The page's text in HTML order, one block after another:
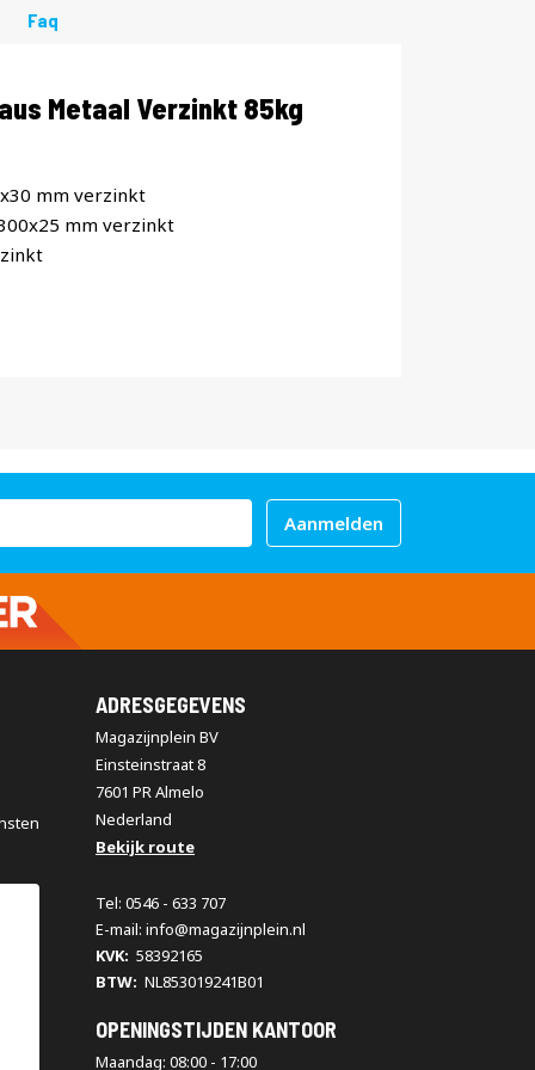
Metaal Verzinkt 85kg
mm verzinkt
mm verzinkt
Faq
Aanmelden
ADRESGEGEVENS
Magazijnplein BV
Einsteinstraat 8
7601 PR Almelo
Nederland
Bekijk route
Tel: 0546 - 633 707
E-mail: info@magazijnplein.nl
KVK: 58392165
BTW: NL853019241B01
OPENINGSTIJDEN KANTOOR
Maandag: 08:00 - 17:00